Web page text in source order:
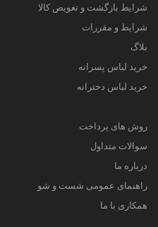
شرایط بازگشت و تعویض کالا
شرایط و مقررات
بلاگ
خرید لباس پسرانه
خرید لباس دخترانه
روش های پرداخت
سوالات متداول
درباره ما
راهنمای عمومی شست و شو
همکاری با ما